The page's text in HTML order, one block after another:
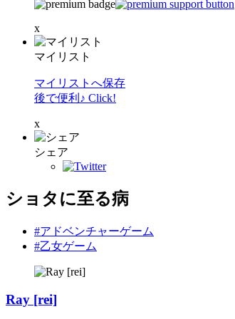
x
マイリスト
マイリストへ保存
後で便利♪ Click!
x
シェア
ショタに至る病
#アドベンチャーゲーム
#乙女ゲーム
Ray [rei]